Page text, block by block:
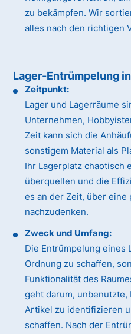
zu bekämpfen. Wir
alles nach den richtigen
Lager-Entrümpelung
Zeitpunkt:
Lager und Lagerräume
Unternehmen,
Zeit kann sich die
sonstigem Material als
Ihr Lagerplatz chaotisch
überquellen und die
es an der Zeit, über
nachzudenken.
Zweck und Umfang:
Die Entrümpelung eines
Ordnung zu schaffen,
Funktionalität des
geht darum,
Artikel zu identifizieren
schaffen. Nach der